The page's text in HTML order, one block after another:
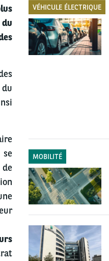
se
VÉHICULE ÉLECTRIQUE
MOBILITÉ